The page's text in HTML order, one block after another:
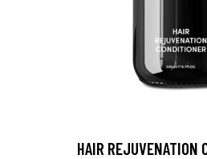
HAIR REJUVENATION